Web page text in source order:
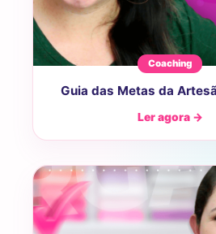
Coaching
Guia das Metas da
Ler agora →